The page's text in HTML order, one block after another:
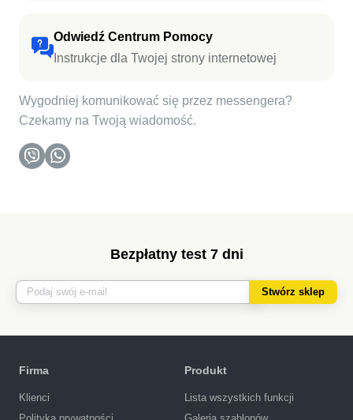
Odwiedź Centrum Pomocy
Instrukcje dla Twojej strony internetowej
Wygodniej komunikować się przez messengera?
Czekamy na Twoją wiadomość.
Bezpłatny test 7 dni
Stwórz sklep
Firma
Klienci
Produkt
Lista wszystkich funkcji